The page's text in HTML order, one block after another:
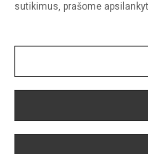
sutikimus, prašome
Sumanus būdas